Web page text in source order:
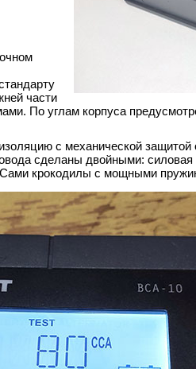
части
По углам корпуса
с механической
сделаны двойными: силовая
крокодилы с мощными